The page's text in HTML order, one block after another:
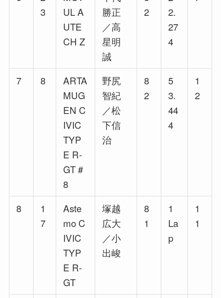
3
UL A
UTE
CH Z
勝正
／高
星明
誠
2
2.
27
4
7 8
ARTA
MUG
EN C
IVIC
TYP
E R-
GT #
8
野尻
智紀
／松
下信
治
8
2
5
3.
44
4
1
2
8
1
7
Aste
mo C
IVIC
TYP
E R-
GT
塚越
広大
／小
出峻
8
1
1
La
p
1
1